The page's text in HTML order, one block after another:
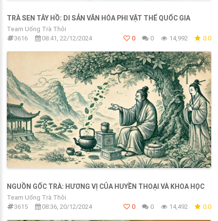
TRÀ SEN TÂY HỒ: DI SẢN VĂN HÓA PHI VẬT THỂ QUỐC GIA
Team Uống Trà Thôi
3616
08:41, 22/12/2024 0 0 14,992 0.0
NGUỒN GỐC TRÀ: HƯƠNG VỊ CỦA HUYỀN THOẠI VÀ KHOA HỌC
Team Uống Trà Thôi
3615
08:36, 20/12/2024 0 0 14,492 0.0